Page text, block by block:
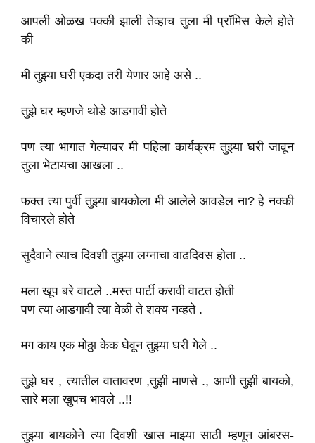
आपली ओळख पक्की झाली तेव्हाच तुला मी प्रॉमिस केले होते
की
मी तुझ्या घरी एकदा तरी येणार आहे असे ..
तुझे घर म्हणजे थोडे आडगावी होते
पण त्या भागात गेल्यावर मी पहिला कार्यक्रम तुझ्या घरी जावून
तुला भेटायचा आखला ..
फक्त त्या पुर्वी तुझ्या बायकोला मी आलेले आवडेल ना? हे नक्की
विचारले होते
सुदैवाने त्याच दिवशी तुझ्या लग्नाचा वाढदिवस होता ..
मला खूप बरे वाटले ..मस्त पार्टी करावी वाटत होती
पण त्या आडगावी त्या वेळी ते शक्य नव्हते .
मग काय एक मोठ्ठा केक घेवून तुझ्या घरी गेले ..
तुझे घर , त्यातील वातावरण ,तुझी माणसे ., आणी तुझी बायको,
सारे मला खुपच भावले ..!!
तुझ्या बायकोने त्या दिवशी खास माझ्या साठी म्हणून आंबरस-